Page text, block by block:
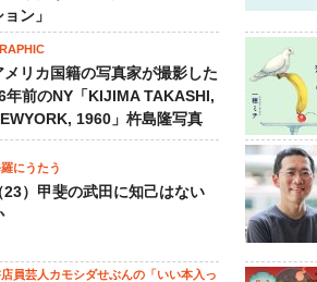
ョン」
メリカ国籍の写真家が撮影した
年前のNY「KIJIMA TAKASHI,
1960」杵島隆写真
にうたう
23）甲斐の武田に知己はない
員芸人カモシダせぶんの「いい本入っ